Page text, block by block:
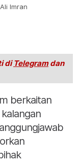
Imran
di Telegramdan
berkaitan